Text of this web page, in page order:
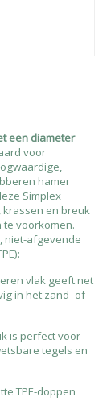
een diameter
voor
hamer
Simplex
krassen en breuk
voorkomen.
niet-afgevende
vlak geeft net
in het zand- of
is perfect voor
tegels en
TPE-doppen